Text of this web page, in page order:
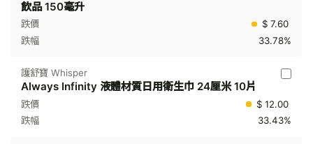
飲品 150毫升
$ 7.60
33.78%
護舒寶 Whisper
Always Infinity 液體材質日用衛生巾 24厘米 10片
$ 12.00
33.43%